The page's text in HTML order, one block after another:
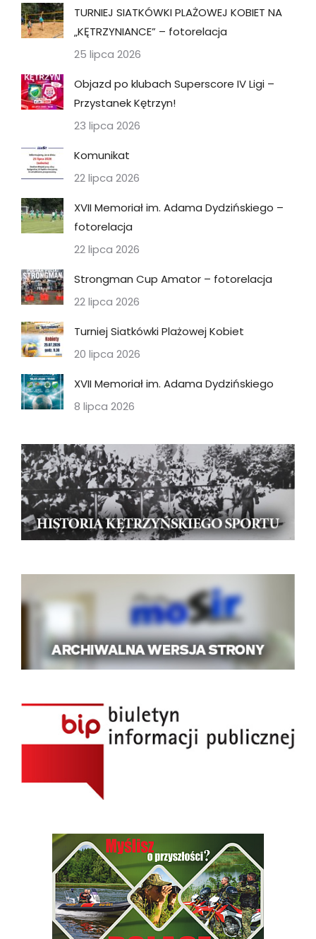
TURNIEJ SIATKÓWKI PLAŻOWEJ KOBIET NA
„KĘTRZYNIANCE” – fotorelacja
25 lipca 2026
Objazd po klubach Superscore IV Ligi –
Przystanek Kętrzyn!
23 lipca 2026
Komunikat
22 lipca 2026
XVII Memoriał im. Adama Dydzińskiego –
fotorelacja
22 lipca 2026
Strongman Cup Amator – fotorelacja
22 lipca 2026
Turniej Siatkówki Plażowej Kobiet
20 lipca 2026
XVII Memoriał im. Adama Dydzińskiego
8 lipca 2026